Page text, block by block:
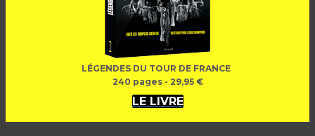
LÉGENDES DU TOUR DE FRANCE
240 pages - 29,95 €
LE LIVRE